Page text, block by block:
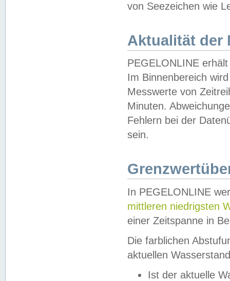
von Seezeichen wie
Aktualität der
PEGELONLINE
Im Binnenbereich
Messwerte von
Minuten.
Fehlern bei der
sein.
In PEGELONLINE
mittleren niedrigsten
einer Zeitspanne in
Die farblichen
aktuellen
Ist der aktuelle